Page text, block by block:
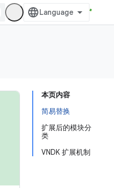
本页内容
简易替换
扩展后的模块分
类
VNDK 扩展机制